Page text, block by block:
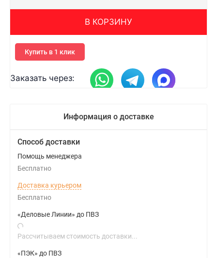
В КОРЗИНУ
Купить в 1 клик
Заказать через:
Информация о доставке
Способ доставки
Помощь менеджера
Бесплатно
Доставка курьером
Бесплатно
«Деловые Линии» до ПВЗ
Рассчитываем стоимость доставки...
«ПЭК» до ПВЗ